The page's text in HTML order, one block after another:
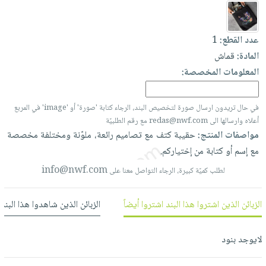
العناية
بالأسنان
الحمية
والتغذية
أدوات
المائدة
الأوعية
والتخزين
أدوات
المطبخ
الأكثر
مبيعاً
العودة
للمدارس
اكسسوارات
اكسسوارات
منزلية
اكسسوارات
ملابس
حقائب
حلي
عناية
بالذات
شحن
مجاني
بنود
مختارة
اشتراكات
كل
الاشتراكات
صندوق
القراءة
iKitab
بحث
متقدم
نيل
عن
الشركة
الشركة
حسابك
الأمنيات
عدد القطع:1
المادة:قماش
المعلومات المخصصة:
في حال تريدون ارسال صورة لتخصيص البند، الرجاء كتابة 'صورة' أو 'image' في المربع
أعلاه وارسالها الى redas@nwf.com مع رقم الطلبيّة
مواصفات المنتج:حقيبةكتف معتصاميم رائعة، ملوّنة ومختلفة مخصصة
معإسمأوكتابة منإختياركم.
لطلب كميّة كبيرة، الرجاء التواصل معنا علىinfo@nwf.com
الزبائن الذين اشتروا هذا البند اشتروا أيضاً الزبائن الذين شاهدوا هذا
لايوجد بنود